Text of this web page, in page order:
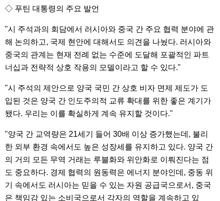
◇ 푸틴 대통령의 주요 발언
"시 주석과의 회담에서 러시아와 중국 간 주요 협력 분야에 관
해 논의하고, 국제 현안에 대해서도 의견을 나눴다. 러시아와
중국의 관계는 현재 전례 없는 수준에 도달해 포괄적인 파트
너십과 전략적 상호 작용의 모델이라고 할 수 있다."
"시 주석의 제안으로 양국 국민 간 상호 비자 면제 제도가 도
입된 것은 양국 간 인도주의적 교류 확대를 위한 좋은 계기가
됐다. 우리는 이를 확실하게 계속 유지할 것이다."
"양국 간 교역량은 21세기 들어 30배 이상 증가했는데, 불리
한 외부 환경 속에서도 높은 성장세를 유지하고 있다. 양국 간
의 거의 모든 무역 거래는 루블화와 위안화로 이뤄진다는 점
도 중요하다. 경제 협력의 원동력은 에너지 분야인데, 중동 위
기 속에서도 러시아는 믿을 수 있는 자원 공급국으로서, 중국
은 책임감 있는 소비국으로서 각자의 역할을 계속하고 있